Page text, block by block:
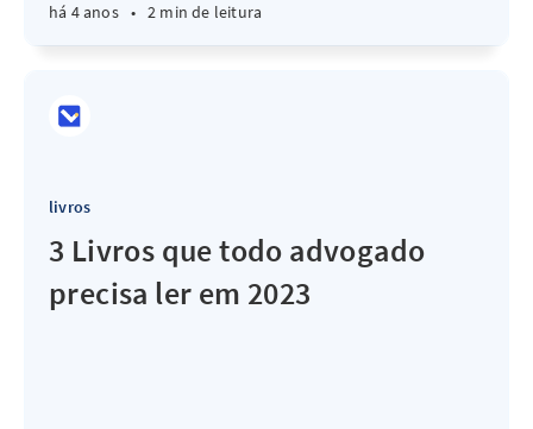
há 4 anos • 2 min de leitura
livros
3 Livros que todo advogado
precisa ler em 2023